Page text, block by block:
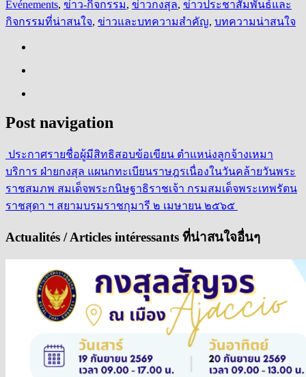
Événements, ข่าว-กิจกรรม, ข่าวกงสุล, ข่าวประชาสัมพันธ์และ
กิจกรรมที่น่าสนใจ, ข่าวและบทความสำคัญ, บทความน่าสนใจ
Post navigation
ประกาศรายชื่อผู้มีสิทธิสอบข้อเขียน ตำแหน่งลูกจ้างเหมา
บริการ ฝ่ายกงสุล แผนกทะเบียนราษฎรเนื่องในวันคล้ายวันพระ
ราชสมภพ​ สมเด็จพระกนิษฐาธิราชเจ้า กรมสมเด็จพระเทพรัตน
ราชสุดา ฯ สยามบรมราชกุมารี​ ๒ เมษายน ๒๕๖๕
Actualités / Articles intéressants ที่น่าสนใจอื่นๆ